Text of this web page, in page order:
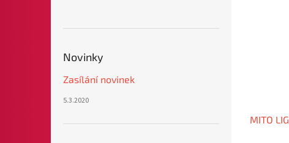
Novinky
Zasílání novinek
5.3.2020
MITO